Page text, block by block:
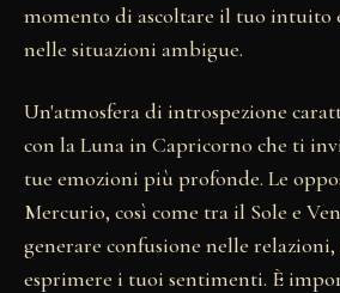
momento di ascoltare il tuo intuito
nelle situazioni ambigue.
Un'atmosfera di introspezione
con la Luna in Capricorno che ti
tue emozioni più profonde. Le
Mercurio, così come tra il Sole e
generare confusione nelle
esprimere i tuoi sentimenti. È